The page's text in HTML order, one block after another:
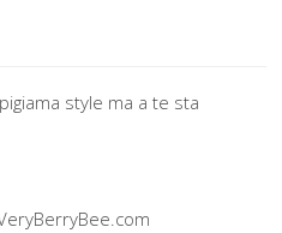
style ma a te sta